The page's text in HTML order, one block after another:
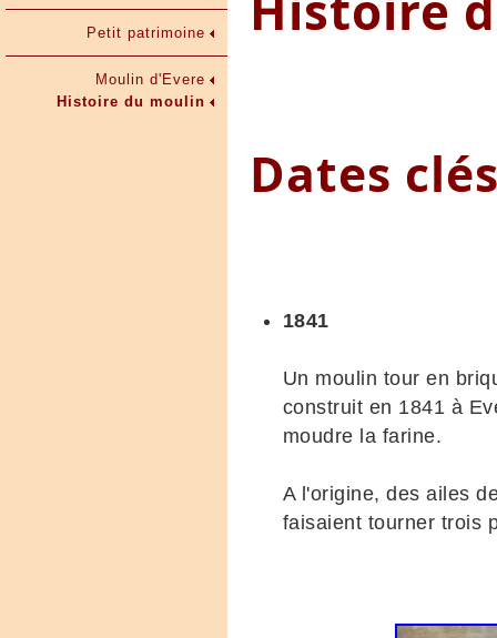
Petit patrimoine
Moulin d'Evere
Histoire du moulin
Dates
1841
Un moulin tour en
construit en 1841 à
moudre la farine.
A l'origine, des ailes
faisaient tourner trois